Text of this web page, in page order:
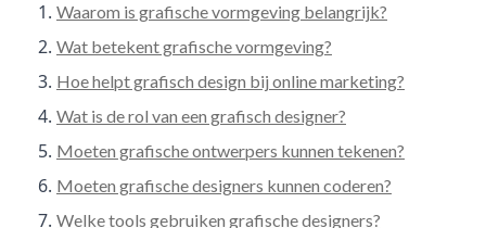
Waarom is grafische vormgeving belangrijk?
Wat betekent grafische vormgeving?
Hoe helpt grafisch design bij online marketing?
Wat is de rol van een grafisch designer?
Moeten grafische ontwerpers kunnen tekenen?
Moeten grafische designers kunnen coderen?
Welke tools gebruiken grafische designers?